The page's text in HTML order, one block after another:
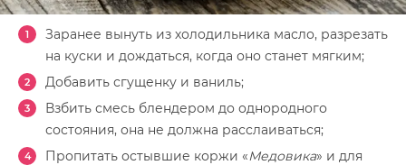
Заранее вынуть из холодильника масло, разрезать
на куски и дождаться, когда оно станет мягким;
Добавить сгущенку и ваниль;
Взбить смесь блендером до однородного
состояния, она не должна расслаиваться;
Пропитать остывшие коржи «Медовика» и для